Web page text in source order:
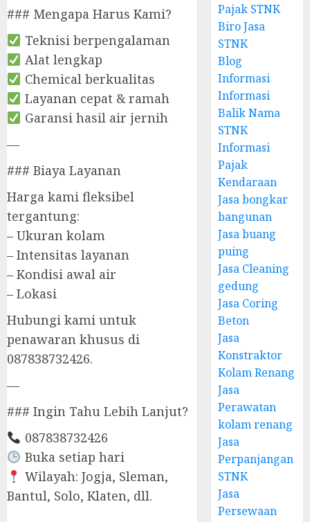
### Mengapa Harus Kami?
Teknisi berpengalaman
Alat lengkap
Chemical berkualitas
Layanan cepat & ramah
Garansi hasil air jernih
—
### Biaya Layanan
Harga kami fleksibel
tergantung:
– Ukuran kolam
– Intensitas layanan
– Kondisi awal air
– Lokasi
Hubungi kami untuk
penawaran khusus di
087838732426.
—
### Ingin Tahu Lebih Lanjut?
087838732426
Buka setiap hari
Wilayah: Jogja, Sleman,
Bantul, Solo, Klaten, dll.
Pajak STNK
Biro Jasa
STNK
Blog
Informasi
Informasi
Balik Nama
STNK
Informasi
Pajak
Kendaraan
Jasa bongkar
bangunan
Jasa buang
puing
Jasa Cleaning
gedung
Jasa Coring
Beton
Jasa
Konstraktor
Kolam Renang
Jasa
Perawatan
kolam renang
Jasa
Perpanjangan
STNK
Jasa
Persewaan